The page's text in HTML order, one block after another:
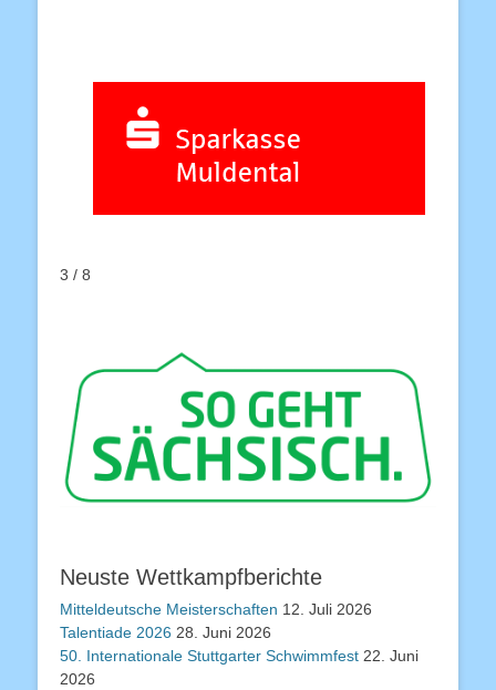
3 / 8
Neuste Wettkampfberichte
Mitteldeutsche Meisterschaften 12. Juli 2026
Talentiade 2026 28. Juni 2026
50. Internationale Stuttgarter Schwimmfest 22. Juni
2026